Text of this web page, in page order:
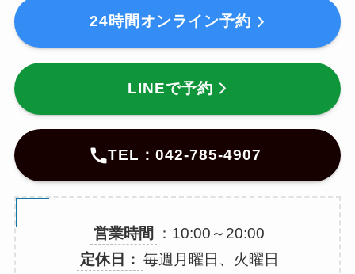
24時間オンライン予約
LINEで予約
TEL：042-785-4907
営業時間
：10:00～20:00
定休日： 毎週月曜日、火曜日